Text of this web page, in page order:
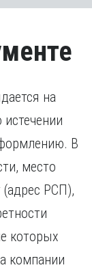
на
В
место
(адрес РСП),
которых
компании